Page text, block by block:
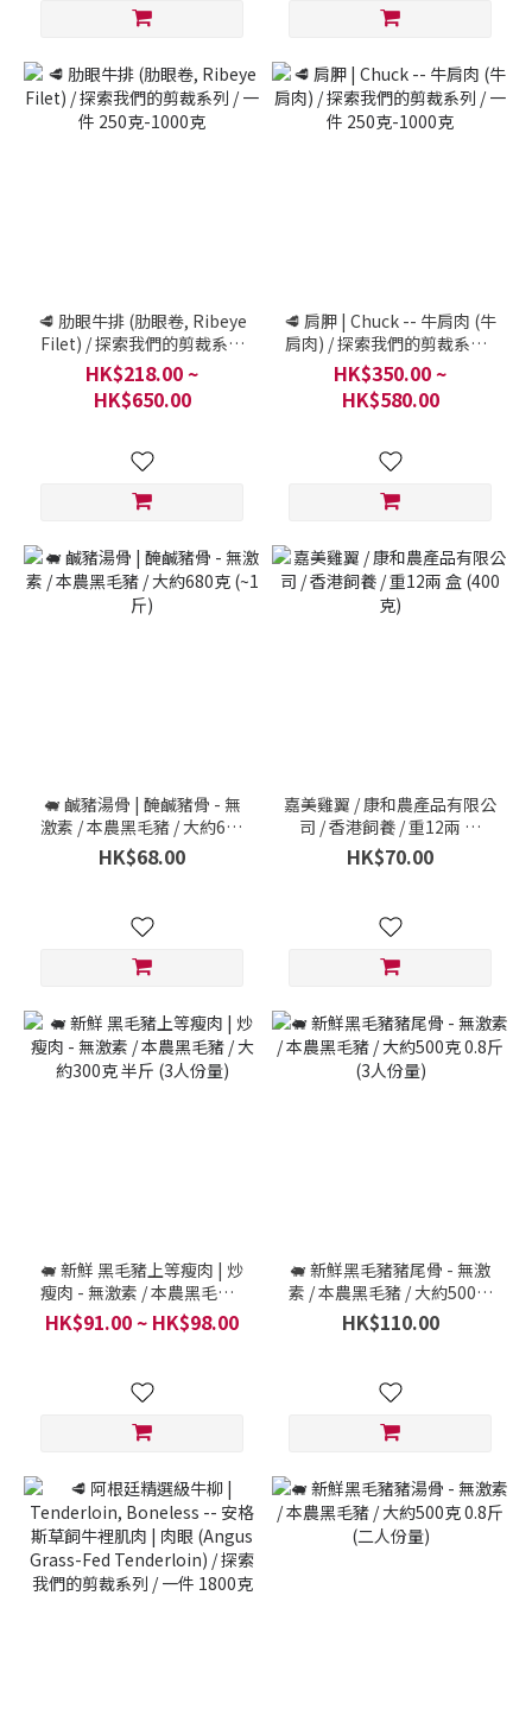
🥩 肋眼牛排 (肋眼卷, Ribeye
Filet) / 探索我們的剪裁系列
/ 一件 250克-1000克
HK$218.00 ~
HK$650.00
🥩 肩胛 | Chuck -- 牛肩肉 (牛
肩肉) / 探索我們的剪裁系列 /
一件 250克-1000克
HK$350.00 ~
HK$580.00
🐖 鹹豬湯骨 | 醃鹹豬骨 - 無
激素 / 本農黑毛豬 / 大約680
克 (~1 斤)
HK$68.00
嘉美雞翼 / 康和農產品有限公
司 / 香港飼養 / 重12兩 盒
(400克)
HK$70.00
🐖 新鮮 黑毛豬上等瘦肉 | 炒
瘦肉 - 無激素 / 本農黑毛豬 /
大約300克 半斤 (3人份量)
HK$91.00 ~ HK$98.00
🐖 新鮮黑毛豬豬尾骨 - 無激
素 / 本農黑毛豬 / 大約500克
0.8斤 (3人份量)
HK$110.00